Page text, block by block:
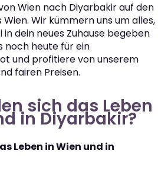
Wien nach Diyarbakir auf den
Wien. Wir kümmern uns um alles,
dein neues Zuhause begeben
noch heute für ein
und profitiere von unserem
fairen Preisen.
sich das Leben
in Diyarbakir?
Leben in Wien und in